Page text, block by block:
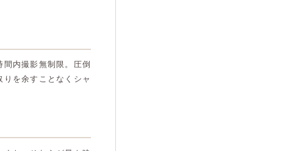
間内撮影無制限。圧倒
を余すことなくシャ